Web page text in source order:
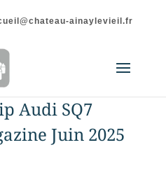
ainaylevieil.fr
Audi SQ7
Juin 2025